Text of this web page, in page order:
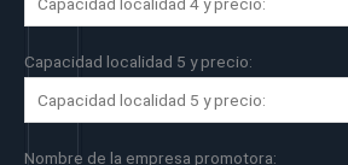
Capacidad localidad 5 y precio:
Nombre de la empresa promotora: